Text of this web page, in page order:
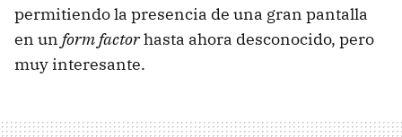
permitiendo la presencia de una gran pantalla
en un form factorhasta ahora desconocido, pero
muy interesante.